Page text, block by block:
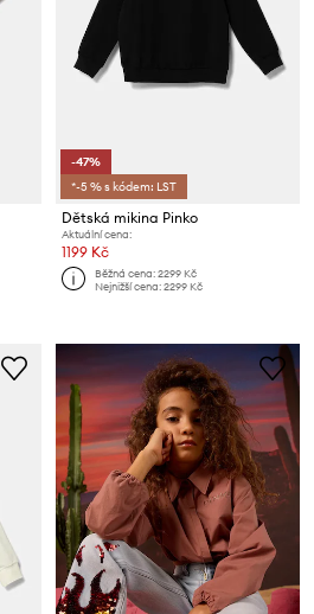
-47%
*-5 % s kódem: LST
Dětská mikina Pinko
Aktuální cena:
1199 Kč
Běžná cena:2299 Kč
Nejnižší cena:2299 Kč